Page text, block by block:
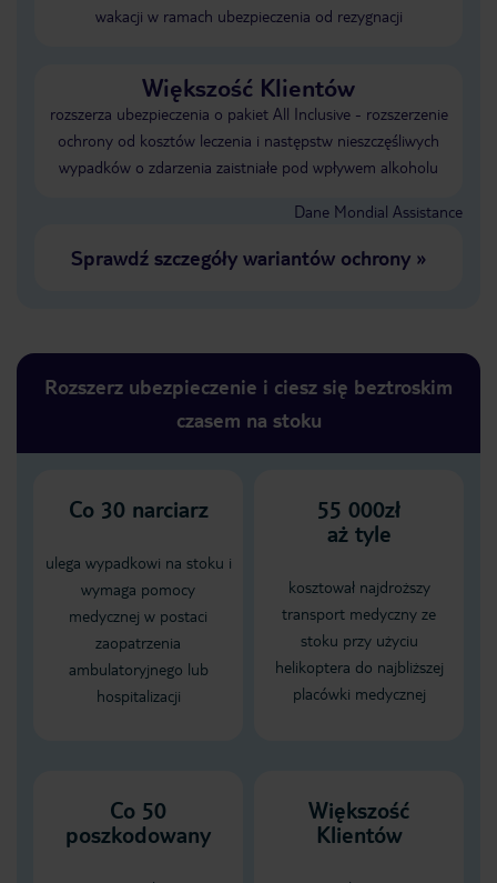
wakacji w ramach ubezpieczenia od rezygnacji
Większość Klientów
rozszerza ubezpieczenia o pakiet All Inclusive - rozszerzenie
ochrony od kosztów leczenia i następstw nieszczęśliwych
wypadków o zdarzenia zaistniałe pod wpływem alkoholu
Dane Mondial Assistance
Sprawdź szczegóły wariantów ochrony»
Rozszerz ubezpieczenie i ciesz się beztroskim
czasem na stoku
Co 30 narciarz
ulega wypadkowi na stoku i
wymaga pomocy
medycznej w postaci
zaopatrzenia
ambulatoryjnego lub
hospitalizacji
55 000zł
aż tyle
kosztował najdroższy
transport medyczny ze
stoku przy użyciu
helikoptera do najbliższej
placówki medycznej
Co 50
poszkodowany
Większość
Klientów